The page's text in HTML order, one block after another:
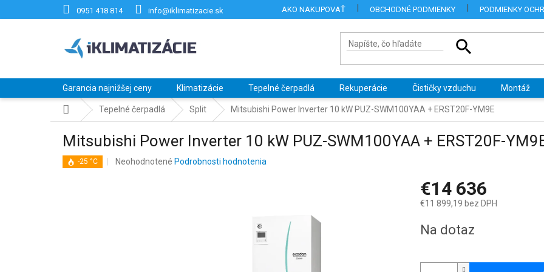
0951 418 814 info@iklimatizacie.sk AKO NAKUPOVAŤ OBCHODNÉ PODMIENKY PODMIENKY
Garancia najnižšej ceny Klimatizácie Tepelné čerpadlá Rekuperácie Čističky vzduchu Montáž
DomovTepelné čerpadlá Split Mitsubishi Power Inverter 10 kW PUZ-SWM100YAA + ERST20F-YM9E
Mitsubishi Power Inverter 10 kW PUZ-SWM100YAA + ERST20F-
-25 °C
Priemerné
Neohodnotené Podrobnosti hodnotenia
€14 636
€11 899,19 bez DPH
cena:
Na dotaz